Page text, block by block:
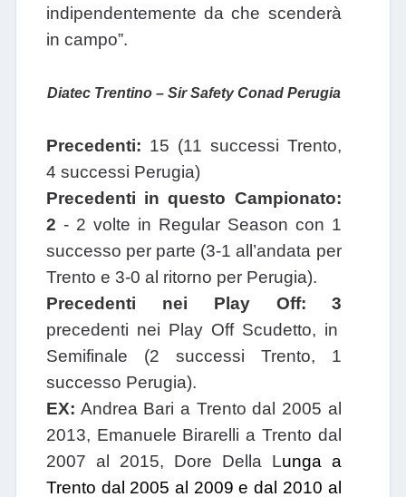
indipendentemente da che scenderà
in campo”.
Diatec Trentino – Sir Safety Conad Perugia
Precedenti: 15 (11 successi Trento,
4 successi Perugia)
Precedenti in questo Campionato:
2 - 2 volte in Regular Season con 1
successo per parte (3-1 all’andata per
Trento e 3-0 al ritorno per Perugia).
Precedenti nei Play Off:
3
precedenti nei Play Off Scudetto, in
Semifinale (2 successi Trento, 1
successo Perugia).
EX: Andrea Bari a Trento dal 2005 al
2013, Emanuele Birarelli a Trento dal
2007 al 2015, Dore Della Lunga a
Trento dal 2005 al 2009 e dal 2010 al